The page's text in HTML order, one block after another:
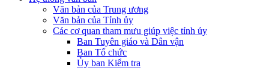
Văn bản của Trung ương
Văn bản của Tỉnh ủy
Các cơ quan tham mưu giúp việc tỉnh ủy
Ban Tuyên giáo và Dân vận
Ban Tổ chức
Ủy ban Kiểm tra